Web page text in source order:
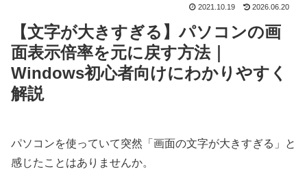
2021.10.19 2026.06.20
【文字が大きすぎる】パソコンの画
面表示倍率を元に戻す方法｜
Windows初心者向けにわかりやすく
解説
パソコンを使っていて突然「画面の文字が大きすぎる」と
感じたことはありませんか。